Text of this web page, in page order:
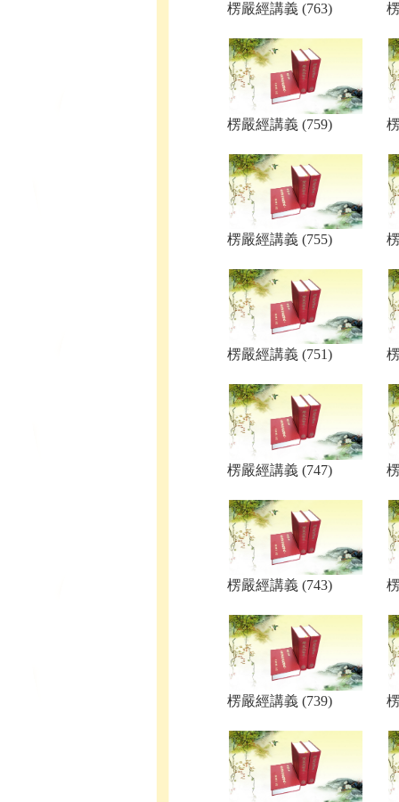
楞嚴經講義 (763)
楞嚴經講義 (759)
楞嚴經講義 (755)
楞嚴經講義 (751)
楞嚴經講義 (747)
楞嚴經講義 (743)
楞嚴經講義 (739)